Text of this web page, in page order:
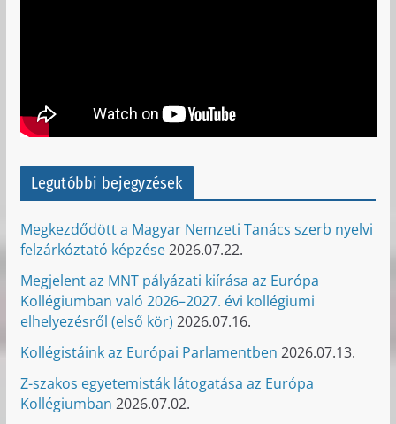
Legutóbbi bejegyzések
Megkezdődött a Magyar Nemzeti Tanács szerb nyelvi
felzárkóztató képzése2026.07.22.
Megjelent az MNT pályázati kiírása az Európa
Kollégiumban való 2026–2027. évi kollégiumi
elhelyezésről (első kör) 2026.07.16.
Kollégistáink az Európai Parlamentben 2026.07.13.
Z-szakos egyetemisták látogatása az Európa
Kollégiumban 2026.07.02.